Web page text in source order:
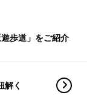
歩道」をご紹介
解く